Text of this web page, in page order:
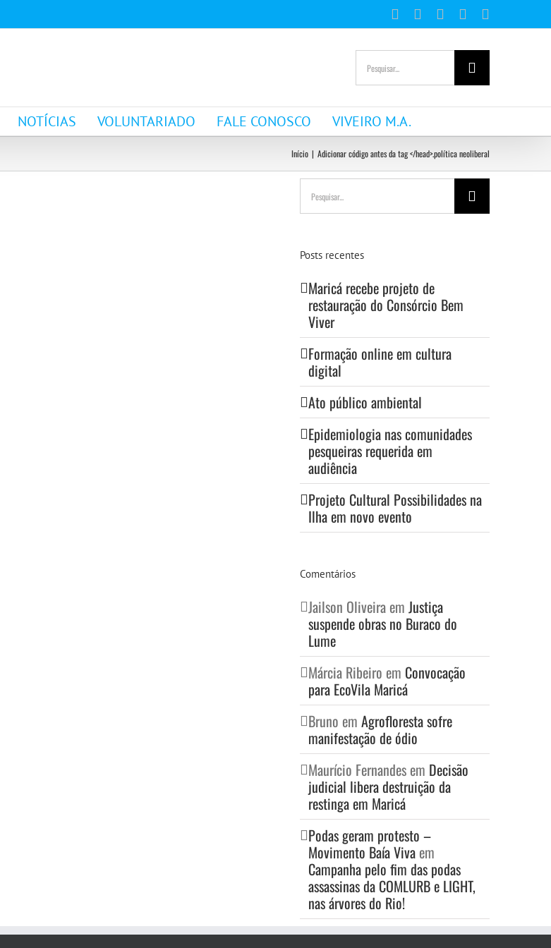
FacebookInstagramYouTubeWhatsApp
mail
Buscar
resultados
para:
NOTÍCIAS VOLUNTARIADO FALE CONOSCO VIVEIRO M.A.
Início | Adicionar código antes da tag </head>.política neoliberal
Buscar
resultados
para:
Posts recentes
Maricá recebe projeto de
restauração do Consórcio Bem
Viver
Formação online em cultura
digital
Ato público ambiental
Epidemiologia nas comunidades
pesqueiras requerida em
audiência
Projeto Cultural Possibilidades na
Ilha em novo evento
Comentários
Jailson Oliveiraem Justiça
suspende obras no Buraco do
Lume
Márcia Ribeiro em Convocação
para EcoVila Maricá
Bruno em Agrofloresta sofre
manifestação de ódio
Maurício Fernandesem Decisão
judicial libera destruição da
restinga em Maricá
Podas geram protesto –
Movimento Baía Vivaem
Campanha pelo fim das podas
assassinas da COMLURB e LIGHT,
nas árvores do Rio!